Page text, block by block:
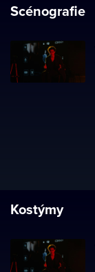
Scénografie
Kostýmy